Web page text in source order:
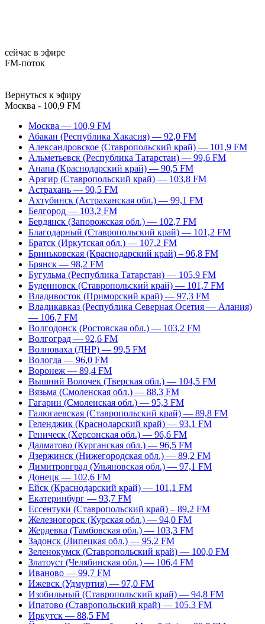
сейчас в эфире
FM-поток
Вернуться к эфиру
Москва - 100,9 FM
Москва — 100,9 FM
Абакан (Республика Хакасия) — 92,0 FM
Александровское (Ставропольский край) — 101,9 FM
Альметьевск (Республика Татарстан) — 99,6 FM
Анапа (Краснодарский край) — 90,5 FM
Арзгир (Ставропольский край) — 103,8 FM
Астрахань — 90,5 FM
Ахтубинск (Астраханская обл.) — 99,1 FM
Белгород — 103,2 FM
Бердянск (Запорожская обл.) — 102,7 FM
Благодарный (Ставропольский край) — 101,2 FM
Братск (Иркутская обл.) — 107,2 FM
Бриньковская (Краснодарский край) – 96,8 FM
Брянск — 98,2 FM
Бугульма (Республика Татарстан) — 105,9 FM
Буденновск (Ставропольский край) — 101,7 FM
Владивосток (Приморский край) — 97,3 FM
Владикавказ (Республика Северная Осетия — Алания)
— 106,7 FM
Волгодонск (Ростовская обл.) — 103,2 FM
Волгоград — 92,6 FM
Волноваха (ДНР) — 99,5 FM
Вологда — 96,0 FM
Воронеж — 89,4 FM
Вышний Волочек (Тверская обл.) — 104,5 FM
Вязьма (Смоленская обл.) — 88,3 FM
Гагарин (Смоленская обл.) — 95,3 FM
Галюгаевская (Ставропольский край) — 89,8 FM
Геленджик (Краснодарский край) — 93,1 FM
Геническ (Херсонская обл.) — 96,6 FM
Далматово (Курганская обл.) — 96,5 FM
Дзержинск (Нижегородская обл.) — 89,2 FM
Димитровград (Ульяновская обл.) — 97,1 FM
Донецк — 102,6 FM
Ейск (Краснодарский край) — 101,1 FM
Екатеринбург — 93,7 FM
Ессентуки (Ставропольский край) – 89,2 FM
Железногорск (Курская обл.) — 94,0 FM
Жердевка (Тамбовская обл.) — 103,3 FM
Задонск (Липецкая обл.) — 95,2 FM
Зеленокумск (Ставропольский край) — 100,0 FM
Златоуст (Челябинская обл.) — 106,4 FM
Иваново — 99,7 FM
Ижевск (Удмуртия) — 97,0 FM
Изобильный (Ставропольский край) — 94,8 FM
Ипатово (Ставропольский край) — 105,3 FM
Иркутск — 88,5 FM